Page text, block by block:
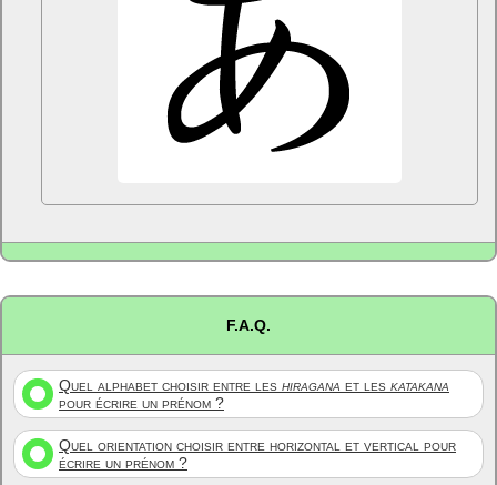
F.A.Q.
Quel alphabet choisir entre les hiragana et les katakana
pour écrire un prénom ?
Quel orientation choisir entre horizontal et vertical pour
écrire un prénom ?